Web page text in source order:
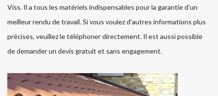
Viss. Il a tous les matériels indispensables pour la garantie d'un
meilleur rendu de travail. Si vous voulez d'autres informations plus
précises, veuillez le téléphoner directement. Il est aussi possible
de demander un devis gratuit et sans engagement.